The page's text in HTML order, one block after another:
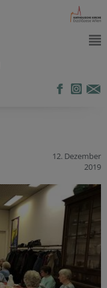
12. Dezember
2019